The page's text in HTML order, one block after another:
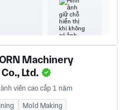
Machinery
Ltd.
viên cao cấp 1 năm
Mold Making